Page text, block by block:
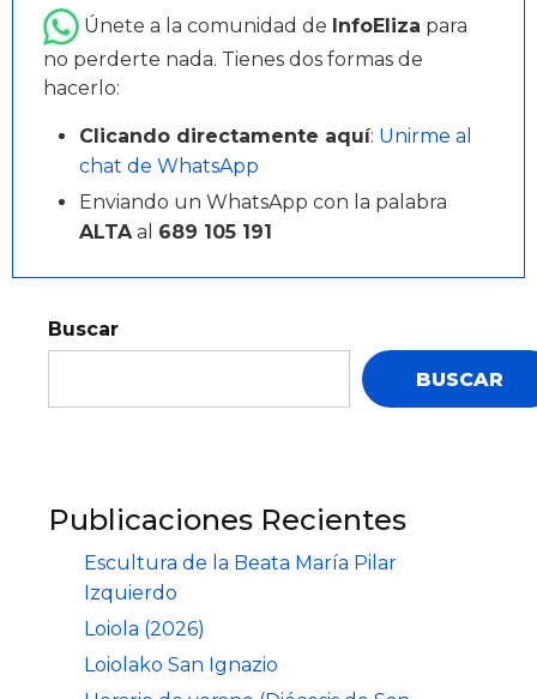
Únete a la comunidad de InfoEliza para
no perderte nada. Tienes dos formas de
hacerlo:
Clicando directamente aquí: Unirme al
chat de WhatsApp
Enviando un WhatsApp con la palabra
ALTAal 689 105 191
Buscar
BUSCAR
Publicaciones Recientes
Escultura de la Beata María Pilar
Izquierdo
Loiola (2026)
Loiolako San Ignazio